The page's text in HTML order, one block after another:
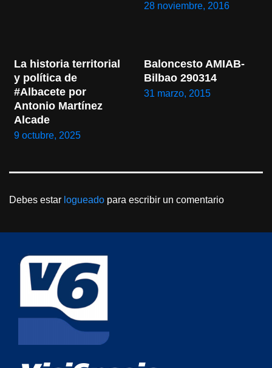
28 noviembre, 2016
La historia territorial
y política de
#Albacete por
Antonio Martínez
Alcade
9 octubre, 2025
Baloncesto AMIAB-
Bilbao 290314
31 marzo, 2015
Debes estar logueado para escribir un comentario